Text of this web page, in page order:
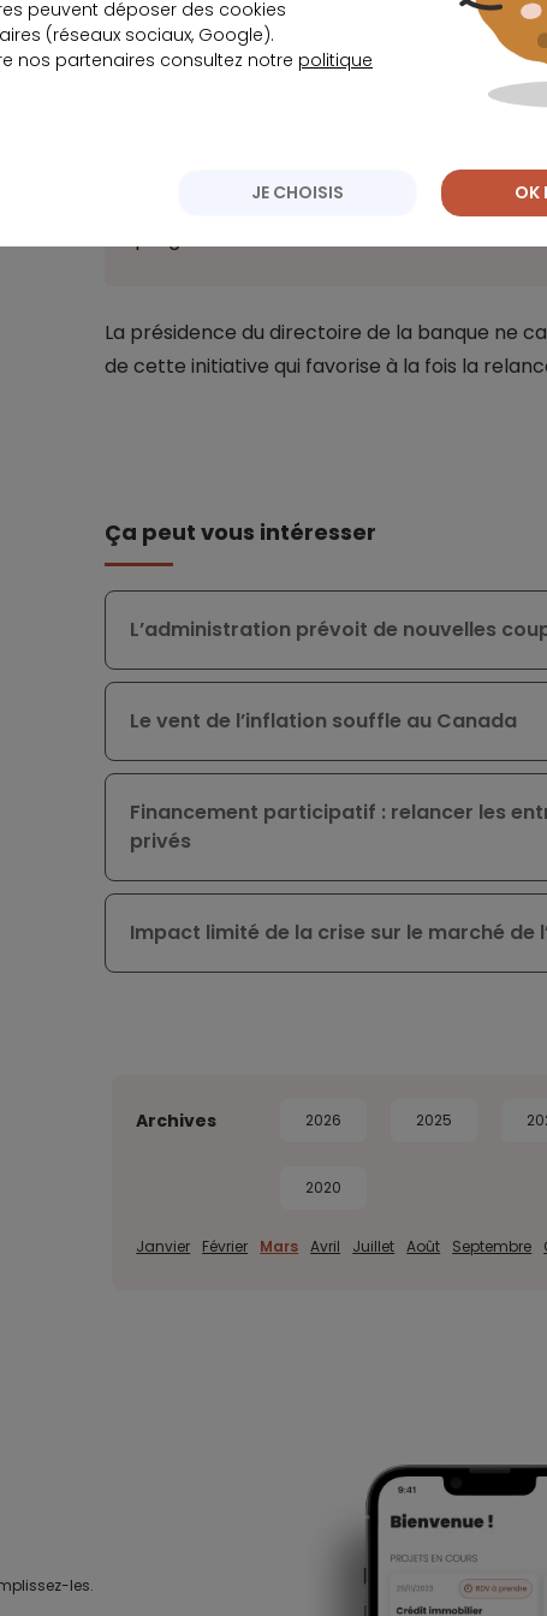
un prêt immobilier classique pour les
S’appuyant sur les résultats des
du PREP, l’établissement bancaire
programmes de démocratisation de la
La présidence du directoire de la banque ne
de cette initiative qui favorise à la fois la
Ça peut vous intéresser
L’administration prévoit de nouvelles
Le vent de l’inflation souffle au Canada
Financement participatif : relancer les
privés
Impact limité de la crise sur le marché de
Archives 2026 2025
2020
Janvier Février Mars Avril Juillet Août Septembre
les.
peuvent déposer des cookies
(réseaux sociaux, Google).
nos partenaires consultez notre politique
JE CHOISIS OK